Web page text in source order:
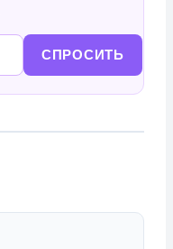
СПРОСИТЬ